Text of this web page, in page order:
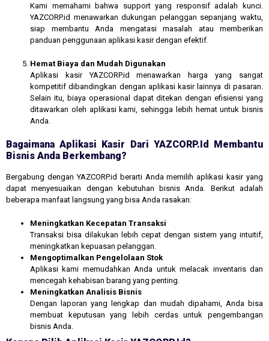
Kami memahami bahwa support yang responsif adalah kunci.
YAZCORP.id menawarkan dukungan pelanggan sepanjang waktu,
siap membantu Anda mengatasi masalah atau memberikan
panduan penggunaan aplikasi kasir dengan efektif.
Hemat Biaya dan Mudah Digunakan
Aplikasi kasir YAZCORP.id menawarkan harga yang sangat
kompetitif dibandingkan dengan aplikasi kasir lainnya di pasaran.
Selain itu, biaya operasional dapat ditekan dengan efisiensi yang
ditawarkan oleh aplikasi kami, sehingga lebih hemat untuk bisnis
Anda.
Bagaimana Aplikasi Kasir Dari YAZCORP.id Membantu
Bisnis Anda Berkembang?
Bergabung dengan YAZCORP.id berarti Anda memilih aplikasi kasir yang
dapat menyesuaikan dengan kebutuhan bisnis Anda. Berikut adalah
beberapa manfaat langsung yang bisa Anda rasakan:
Meningkatkan Kecepatan Transaksi
Transaksi bisa dilakukan lebih cepat dengan sistem yang intuitif,
meningkatkan kepuasan pelanggan.
Mengoptimalkan Pengelolaan Stok
Aplikasi kami memudahkan Anda untuk melacak inventaris dan
mencegah kehabisan barang yang penting.
Meningkatkan Analisis Bisnis
Dengan laporan yang lengkap dan mudah dipahami, Anda bisa
membuat keputusan yang lebih cerdas untuk pengembangan
bisnis Anda.